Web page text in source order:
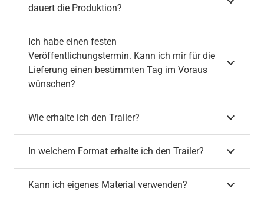
dauert die Produktion?
Ich habe einen festen
Veröffentlichungstermin. Kann ich mir für die
Lieferung einen bestimmten Tag im Voraus
wünschen?
Wie erhalte ich den Trailer?
In welchem Format erhalte ich den Trailer?
Kann ich eigenes Material verwenden?